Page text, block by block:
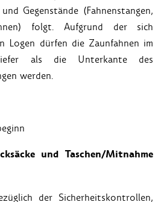
Gegenstände (Fahnenstangen,
folgt. Aufgrund der sich
Logen dürfen die Zaunfahnen im
als die Unterkante des
werden.
und Taschen/Mitnahme
der Sicherheitskontrollen,